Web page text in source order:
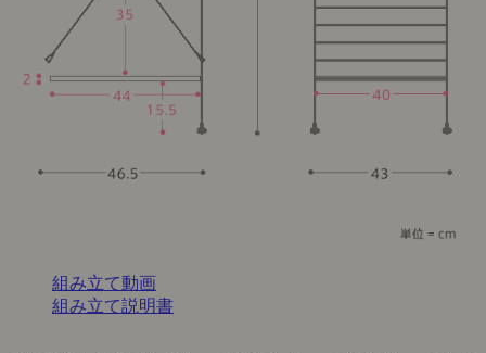
組み立て動画
組み立て説明書